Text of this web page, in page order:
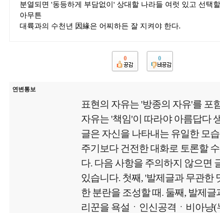
분열되면 '동등하게 부담없이' 상대할 나라들 여럿 있고 선택
아무튼
대륙과의 수천년 因緣은 어찌하든 잘 지켜야 한다.
0 0
연변통보
표현의 자유는 '방종의 자유'를 포
자유는 '책임'이 따라야 아름답다
글은 자신을 나타내는 유일한 모
주기보다 건전한 대화로 토론할
다. 다음 사항을 주의하지 않으면
있습니다. 첫째, '발제글과 무관한
한 분란을 조성할 때. 둘째, 발제
리꾼을 욕설ㆍ인신공격ㆍ비아냥